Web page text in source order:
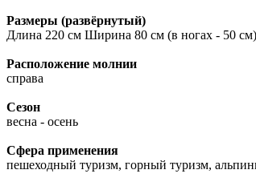
Размеры (развёрнутый)
Длина 220 см Ширина 80 см (в ногах - 50 см)
Расположение молнии
справа
Сезон
весна - осень
Сфера применения
пешеходный туризм, горный туризм,